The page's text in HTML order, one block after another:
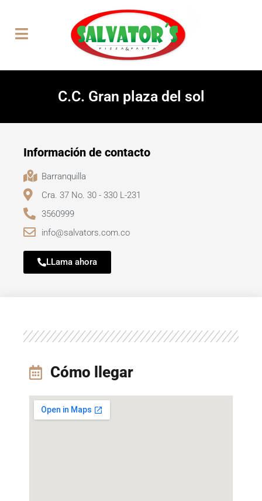
C.C. Gran plaza del sol
Información de contacto
Barranquilla
Cra. 37 No. 30 - 330 L-231
3560999
info@salvators.com.co
LLama ahora
Cómo llegar